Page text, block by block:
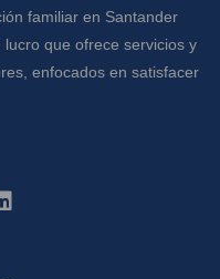
familiar en Santander
que ofrece servicios y
enfocados en satisfacer